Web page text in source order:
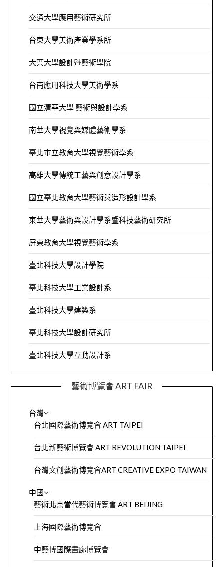
交通大學應用藝術研究所
台東大學美術產業學系所
大葉大學設計暨藝術學院
台南應用科技大學美術學系
國立清華大學 藝術與設計學系
南華大學視覺與媒體藝術學系
臺北市立教育大學視覺藝術學系
高雄大學傳統工藝與創意設計學系
國立臺北教育大學藝術與造形設計學系
東華大學藝術與設計學系暨科技藝術研究所
屏東教育大學視覺藝術學系
臺北科技大學設計學院
臺北科技大學工業設計系
臺北科技大學建築系
臺北科技大學設計研究所
臺北科技大學互動設計系
藝術博覽會 ART FAIR
台灣
台北國際藝術博覽會 ART TAIPEI
台北新藝術博覽會 ART REVOLUTION TAIPEI
台灣文創藝術博覽會ART CREATIVE EXPO TAIWAN
中國
藝術北京當代藝術博覽會 ART BEIJING
上海國際藝術博覽會
中藝博國際畫廊博覽會